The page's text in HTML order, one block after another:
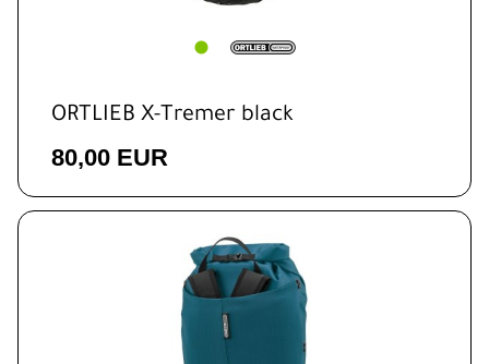
ORTLIEB X-Tremer black
80,00 EUR